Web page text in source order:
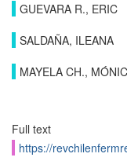
GUEVARA R., ERIC
SALDAÑA, ILEANA
MAYELA CH.,
Full text
https://